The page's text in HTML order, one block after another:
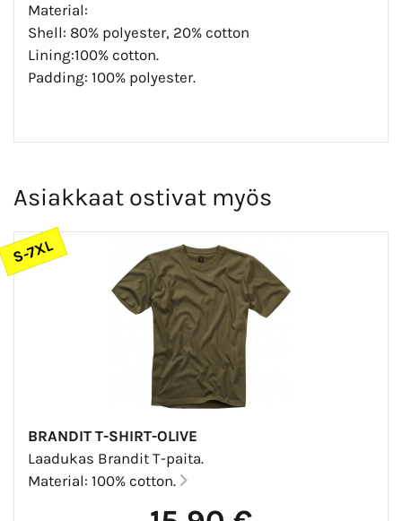
Material:
Shell: 80% polyester, 20% cotton
Lining:100% cotton.
Padding: 100% polyester.
Asiakkaat ostivat myös
S-7XL
BRANDIT T-SHIRT-OLIVE
Laadukas Brandit T-paita.
Material: 100% cotton.